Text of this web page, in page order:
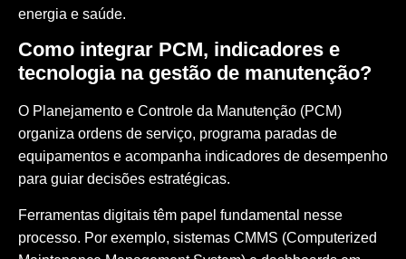
energia e saúde.
Como integrar PCM, indicadores e
tecnologia na gestão de manutenção?
O Planejamento e Controle da Manutenção (PCM)
organiza ordens de serviço, programa paradas de
equipamentos e acompanha indicadores de desempenho
para guiar decisões estratégicas.
Ferramentas digitais têm papel fundamental nesse
processo. Por exemplo, sistemas CMMS (Computerized